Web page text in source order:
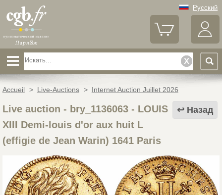
Русский
Accueil > Live-Auctions > Internet Auction Juillet 2026
Назад
Live auction - bry_1136063- LOUIS
XIII Demi-louis d'or aux huit L
(effigie de Jean Warin) 1641 Paris